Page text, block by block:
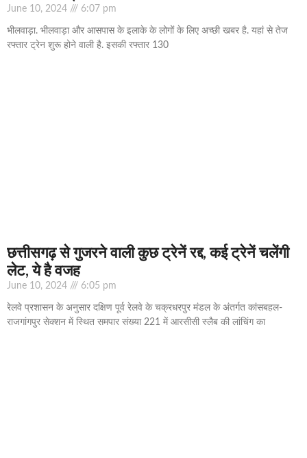
June 10, 2024 6:07 pm
भीलवाड़ा. भीलवाड़ा और आसपास के इलाके के लोगों के लिए अच्छी खबर है. यहां से तेज
रफ्तार ट्रेन शुरू होने वाली है. इसकी रफ्तार 130
छत्तीसगढ़ से गुजरने वाली कुछ ट्रेनें रद्द, कई ट्रेनें चलेंगी
लेट, ये है वजह
June 10, 2024 6:05 pm
रेलवे प्रशासन के अनुसार दक्षिण पूर्व रेलवे के चक्रधरपुर मंडल के अंतर्गत कांसबहल-
राजगांगपुर सेक्शन में स्थित समपार संख्या 221 में आरसीसी स्लैब की लांचिंग का